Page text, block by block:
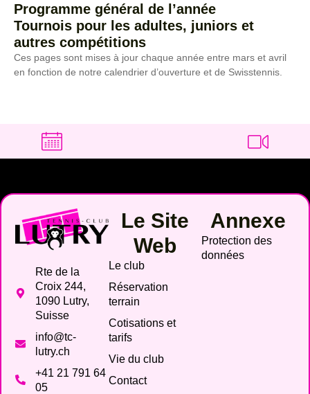
Programme général de l’année
Tournois pour les adultes, juniors et
autres compétitions
Ces pages sont mises à jour chaque année entre mars et avril
en fonction de notre calendrier d’ouverture et de Swisstennis.
Rte de la
Croix 244,
1090 Lutry,
Suisse
info@tc-
lutry.ch
+41 21 791 64
05
Le Site
Web
Le club
Réservation
terrain
Cotisations et
tarifs
Vie du club
Contact
Annexe
Protection des
données